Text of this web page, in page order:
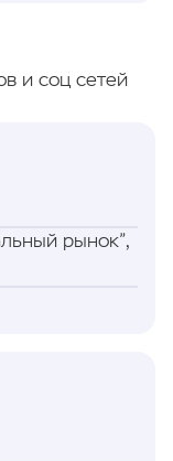
—
вен
сосуд
и соц сетей
рынок”,